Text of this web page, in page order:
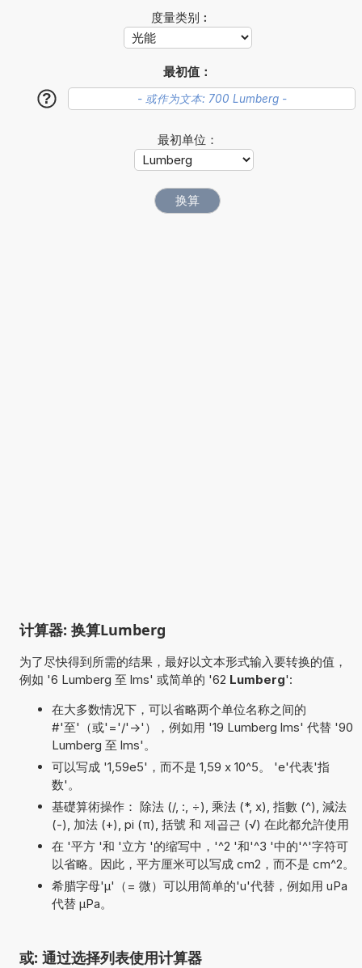
度量类别︰
最初值：
?
最初单位：
计算器: 换算Lumberg
为了尽快得到所需的结果，最好以文本形式输入要转换的值，
例如 '6 Lumberg 至 lms' 或简单的 '62 Lumberg':
在大多数情况下，可以省略两个单位名称之间的
#'至'（或'='/'->'），例如用 '19 Lumberg lms' 代替 '90
Lumberg 至 lms'。
可以写成 '1,59e5'，而不是 1,59 x 10^5。 'e'代表'指
数'。
基礎算術操作： 除法 (/, :, ÷), 乘法 (*, x), 指數 (^), 減法
(-), 加法 (+), pi (π), 括號 和 제곱근 (√) 在此都允許使用
在 '平方 '和 '立方 '的缩写中，'^2 '和'^3 '中的'^'字符可
以省略。因此，平方厘米可以写成 cm2，而不是 cm^2。
希腊字母'µ'（= 微）可以用简单的'u'代替，例如用 uPa
代替 µPa。
或: 通过选择列表使用计算器